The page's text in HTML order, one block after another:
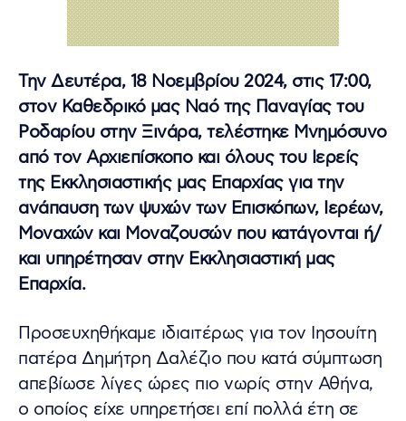
Την Δευτέρα, 18 Νοεμβρίου 2024, στις 17:00,
στον Καθεδρικό μας Ναό της Παναγίας του
Ροδαρίου στην Ξινάρα, τελέστηκε Μνημόσυνο
από τον Αρχιεπίσκοπο και όλους του Ιερείς
της Εκκλησιαστικής μας Επαρχίας για την
ανάπαυση των ψυχών των Επισκόπων, Ιερέων,
Μοναχών και Μοναζουσών που κατάγονται ή/
και υπηρέτησαν στην Εκκλησιαστική μας
Επαρχία.
Προσευχηθήκαμε ιδιαιτέρως για τον Ιησουίτη
πατέρα Δημήτρη Δαλέζιο που κατά σύμπτωση
απεβίωσε λίγες ώρες πιο νωρίς στην Αθήνα,
ο οποίος είχε υπηρετήσει επί πολλά έτη σε